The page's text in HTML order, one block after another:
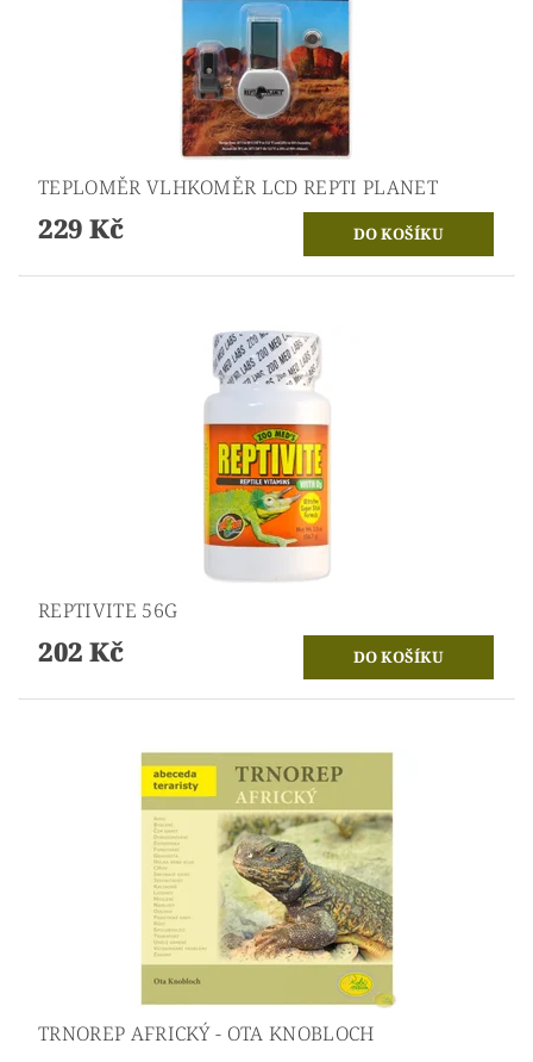
TEPLOMĚR VLHKOMĚR LCD REPTI PLANET
229 Kč
REPTIVITE 56G
202 Kč
TRNOREP AFRICKÝ - OTA KNOBLOCH